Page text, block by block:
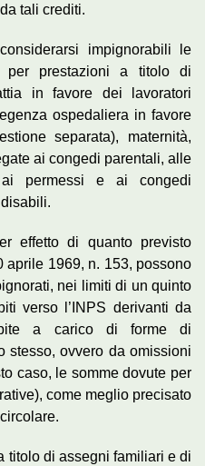
tali crediti.
impignorabili le
per prestazioni a titolo di
in favore dei lavoratori
ospedaliera in favore
separata), maternità,
ai congedi parentali, alle
ai permessi e ai congedi
effetto di quanto previsto
aprile 1969, n. 153, possono
nei limiti di un quinto
verso l’INPS derivanti da
a carico di forme di
stesso, ovvero da omissioni
caso, le somme dovute per
come meglio precisato
titolo di assegni familiari e di